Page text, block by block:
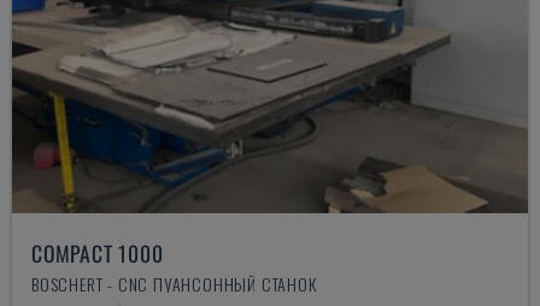
COMPACT 1000
BOSCHERT - CNC ПУАНСОННЫЙ СТАНОК